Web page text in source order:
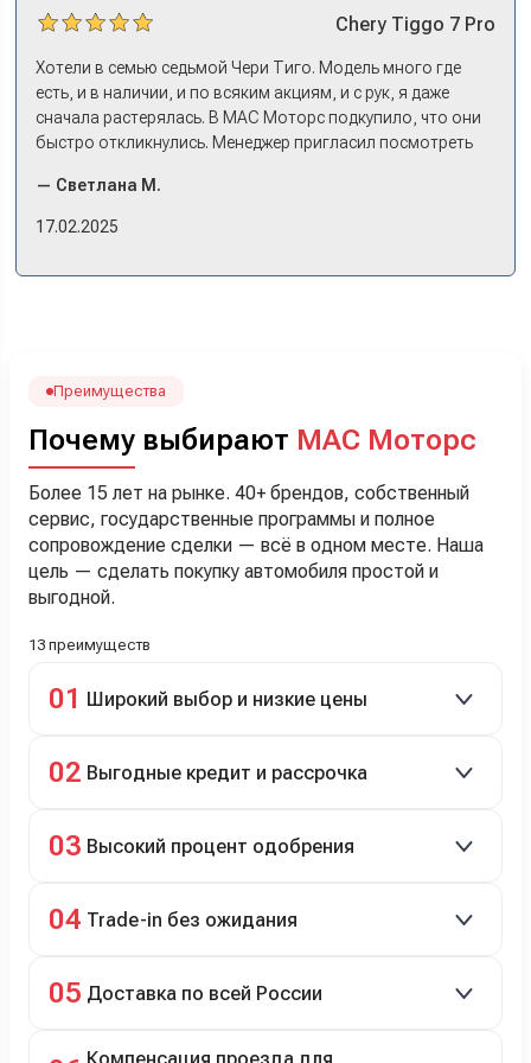
Chery Tiggo 7 Pro
Хотели в семью седьмой Чери Тиго. Модель много где
есть, и в наличии, и по всяким акциям, и с рук, я даже
сначала растерялась. В МАС Моторс подкупило, что они
быстро откликнулись. Менеджер пригласил посмотреть
примериться. Нам тут недалеко, пришли в салон - и в тот
же день купили машину! Неожиданно, но довольны! Все
менеджеру Сергею, профессионал своего дела!
— Светлана М.
17.02.2025
Преимущества
Почему выбирают МАС Моторс
Более 15 лет на рынке. 40+ брендов, собственный
сервис, государственные программы и полное
сопровождение сделки — всё в одном месте. Наша
цель — сделать покупку автомобиля простой и
выгодной.
13 преимуществ
01 Широкий выбор и низкие цены
подержанные авто.
02 Выгодные кредит и рассрочка
рассрочка 0% на 2 года при первом взносе 35–50%.
03 Высокий процент одобрения
04 Trade-in без ожидания
05 Доставка по всей России